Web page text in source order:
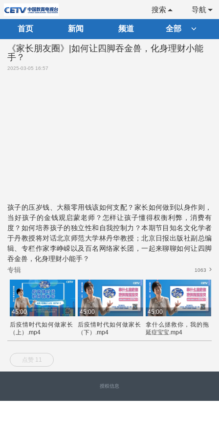
导航
搜索
首页 新闻 频道 全部
《家长朋友圈》|如何让四脚吞金兽，化身理财小能
手？
2025-03-05 16:57
孩子的压岁钱、大额零用钱该如何支配？家长如何做到以身作则，
当好孩子的金钱观启蒙老师？怎样让孩子懂得权衡利弊，消费有
度？如何培养孩子的独立性和自我控制力？本期节目知名文化学者
于丹教授将对话北京师范大学林丹华教授；北京日报出版社副总编
辑、专栏作家李峥嵘以及百名网络家长团，一起来聊聊如何让四脚
吞金兽，化身理财小能手？
专辑
1063
45:00
后疫情时代如何做家长
（上）.mp4
45:00
后疫情时代如何做家长
（下）.mp4
45:00
拿什么拯救你，我的拖
延症宝宝.mp4
点赞 11
授权信息